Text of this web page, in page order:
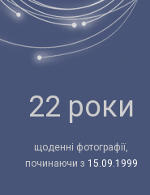
22 роки
щоденні фотографії,
починаючи з 15.09.1999